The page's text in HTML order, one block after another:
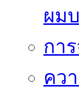
ผม
กา
คว